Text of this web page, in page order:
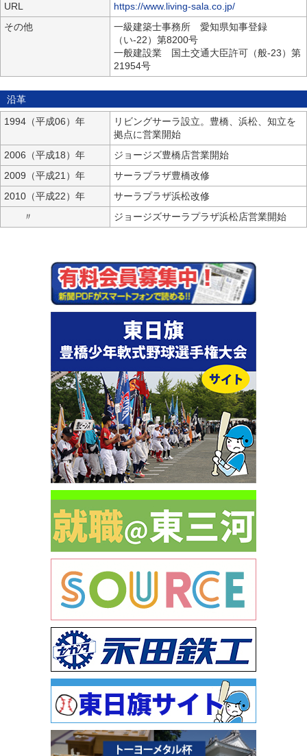
URL
https://www.living-sala.co.jp/
その他
一級建築士事務所 愛知県知事登録
（い-22）第8200号
一般建設業 国土交通大臣許可（般-23）第
21954号
沿革
1994（平成06）年
リビングサーラ設立。豊橋、浜松、知立を
拠点に営業開始
2006（平成18）年
ジョージズ豊橋店営業開始
2009（平成21）年
サーラプラザ豊橋改修
2010（平成22）年
サーラプラザ浜松改修
〃
ジョージズサーラプラザ浜松店営業開始